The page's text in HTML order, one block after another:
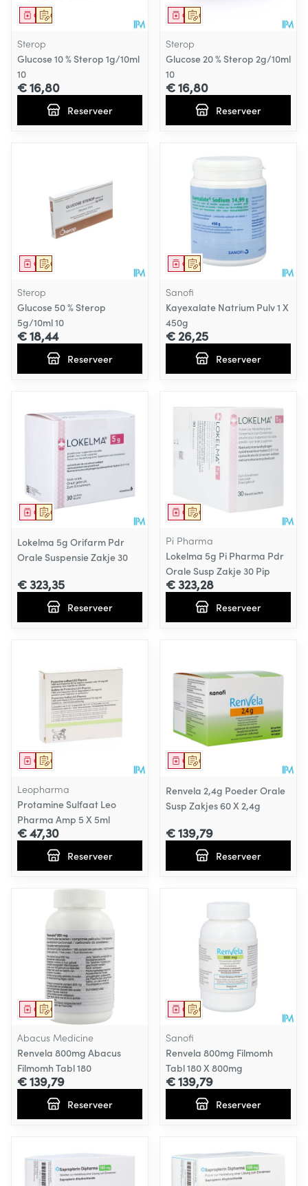
Op voorschrift
Geneesmiddel
Sterop
Glucose 10 % Sterop 1g/10ml
10
€ 16,80
Reserveer
Op voorschrift
Geneesmiddel
Sterop
Glucose 20 % Sterop 2g/10ml
10
€ 16,80
Reserveer
Op voorschrift
Geneesmiddel
Sterop
Glucose 50 % Sterop
5g/10ml 10
€ 18,44
Reserveer
Op voorschrift
Geneesmiddel
Sanofi
Kayexalate Natrium Pulv 1 X
450g
€ 26,25
Reserveer
Op voorschrift
Geneesmiddel
Lokelma 5g Orifarm Pdr
Orale Suspensie Zakje 30
€ 323,35
Reserveer
Op voorschrift
Geneesmiddel
Pi Pharma
Lokelma 5g Pi Pharma Pdr
Orale Susp Zakje 30 Pip
€ 323,28
Reserveer
Op voorschrift
Geneesmiddel
Leopharma
Protamine Sulfaat Leo
Pharma Amp 5 X 5ml
€ 47,30
Reserveer
Op voorschrift
Geneesmiddel
Renvela 2,4g Poeder Orale
Susp Zakjes 60 X 2,4g
€ 139,79
Reserveer
Op voorschrift
Geneesmiddel
Abacus Medicine
Renvela 800mg Abacus
Filmomh Tabl 180
€ 139,79
Reserveer
Op voorschrift
Geneesmiddel
Sanofi
Renvela 800mg Filmomh
Tabl 180 X 800mg
€ 139,79
Reserveer